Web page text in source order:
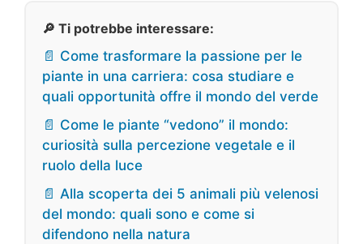
🔎 Ti potrebbe interessare:
📄 Come trasformare la passione per le
piante in una carriera: cosa studiare e
quali opportunità offre il mondo del verde
📄 Come le piante “vedono” il mondo:
curiosità sulla percezione vegetale e il
ruolo della luce
📄 Alla scoperta dei 5 animali più velenosi
del mondo: quali sono e come si
difendono nella natura